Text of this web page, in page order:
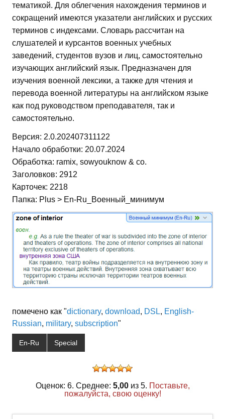
тематикой. Для облегчения нахождения терминов и
сокращений имеются указатели английских и русских
терминов с индексами. Словарь рассчитан на
слушателей и курсантов военных учебных
заведений, студентов вузов и лиц, самостоятельно
изучающих английский язык. Предназначен для
изучения военной лексики, а также для чтения и
перевода военной литературы на английском языке
как под руководством преподавателя, так и
самостоятельно.
Версия: 2.0.202407311122
Начало обработки: 20.07.2024
Обработка: ramix, sowyouknow & co.
Заголовков: 2912
Карточек: 2218
Папка: Plus > En-Ru_Военный_минимум
помечено как "dictionary, download, DSL, English-
Russian, military, subscription"
En-Ru Special
Оценок: 6. Среднее: 5,00из 5. Поставьте,
пожалуйста, свою оценку!